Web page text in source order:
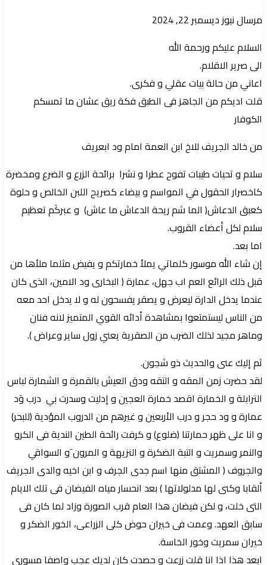
مرسال نيوزأرسل
إلكترونيا
ديسمبر 22, 2024
السلام عليكم ورحمة الله
الى صرير الاقلام.
اعاني من حالة بيات عقلي و فكرى.
قلت اديكم من الجاهز فى الطبق فكة ريق عشان ما تمسكم
الكوفار
من خالد الجريف للاخ ابن العمة امام ود ابعريف
سلام و تحيات طيبات تفوح عطرا و نشرا برائحة الزرع و الضرع ومخضرة
كاخصرار الحقول في المواسم و بيضاء كصريح اللبن الخالص و حلوة
كعبق الدعاش( الما شم ريحة الدعاش ما عاش) و عبركَم تعظيم
سلام لكل أعضاء القروب.
اما بعد.
إن شاء الله موسور كلماتي يملأ خمارتكم و يفيض مثلما ملأها من
قبل ذلك الرائع العم اب جهل، عمارة ( البخارى ود الامين، الذى كان
عندما يدخل الدارة ليعرض و يصقر يفسحون له و لا يدخل احد معه
من الناس ليستمتعوا بمشاهدة أدائه القوي المتميز لانه فنان
وماهر مجيد لذلك الضرب من الصقرية يعني زول ساير وعراض ).
ثم إليك عنى والحديث ذو شجون.
لقد حضرت زمن المقه و التقه ودق العيش بالقمرة و الشمارة لباس
الترابلة و الخمارة اقصد خمارة العجين و إدليت وسدرت بي درب وَد
عمارة و ود حجر و درب الأربعين و غيرهم من الدروب المؤدية (للبحر)
و انا على ظهر حمارتنا (ضلوع) و كرفت رائحة الطين الندية فى الكرو
والنمر وسمريت و التبة الضكرة و النزيهة و المرون َو السواقي
والجروف ( المشتق منها اسم جدى الجرف و ابن اخيه والدى الجريف
ألقابا وكنى لها مدلولاتها ) بعد انحسار مياه الفيضان فى تلك الايام
التى خلت، و لكن فيضان هذا العام قرب الصورة وزاد لما كان فى
سابق العهد. وعمت فى خيران حوض كلى الزراعى، الخور الضكر و
خيران سمريت وخور الخاسة.
ابعد هذا اذا انا قلت زرعت و حصدت كان لديك عجب واصفا مسوري